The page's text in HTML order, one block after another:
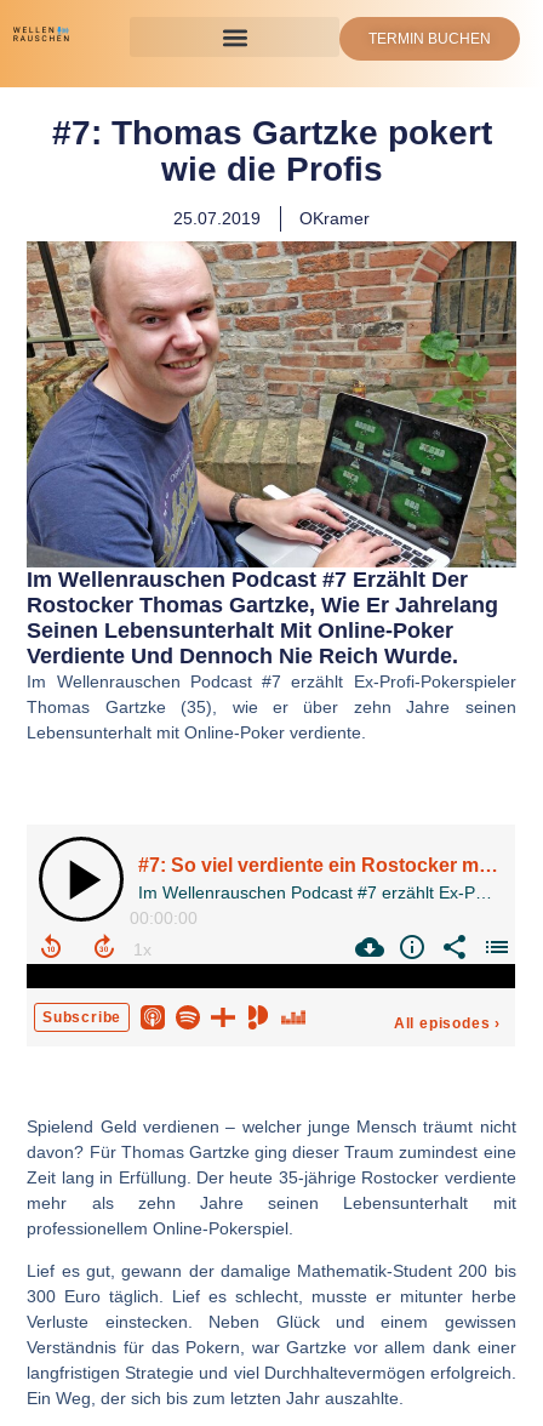
TERMIN BUCHEN
#7: Thomas Gartzke pokert
wie die Profis
25.07.2019 OKramer
Im Wellenrauschen Podcast #7 Erzählt Der
Rostocker Thomas Gartzke, Wie Er Jahrelang
Seinen Lebensunterhalt Mit Online-Poker
Verdiente Und Dennoch Nie Reich Wurde.
Im Wellenrauschen Podcast #7 erzählt Ex-Profi-Pokerspieler
Thomas Gartzke (35), wie er über zehn Jahre seinen
Lebensunterhalt mit Online-Poker verdiente.
Spielend Geld verdienen – welcher junge Mensch träumt nicht
davon? Für Thomas Gartzke ging dieser Traum zumindest eine
Zeit lang in Erfüllung. Der heute 35-jährige Rostocker verdiente
mehr als zehn Jahre seinen Lebensunterhalt mit
professionellem Online-Pokerspiel.
Lief es gut, gewann der damalige Mathematik-Student 200 bis
300 Euro täglich. Lief es schlecht, musste er mitunter herbe
Verluste einstecken. Neben Glück und einem gewissen
Verständnis für das Pokern, war Gartzke vor allem dank einer
langfristigen Strategie und viel Durchhaltevermögen erfolgreich.
Ein Weg, der sich bis zum letzten Jahr auszahlte.